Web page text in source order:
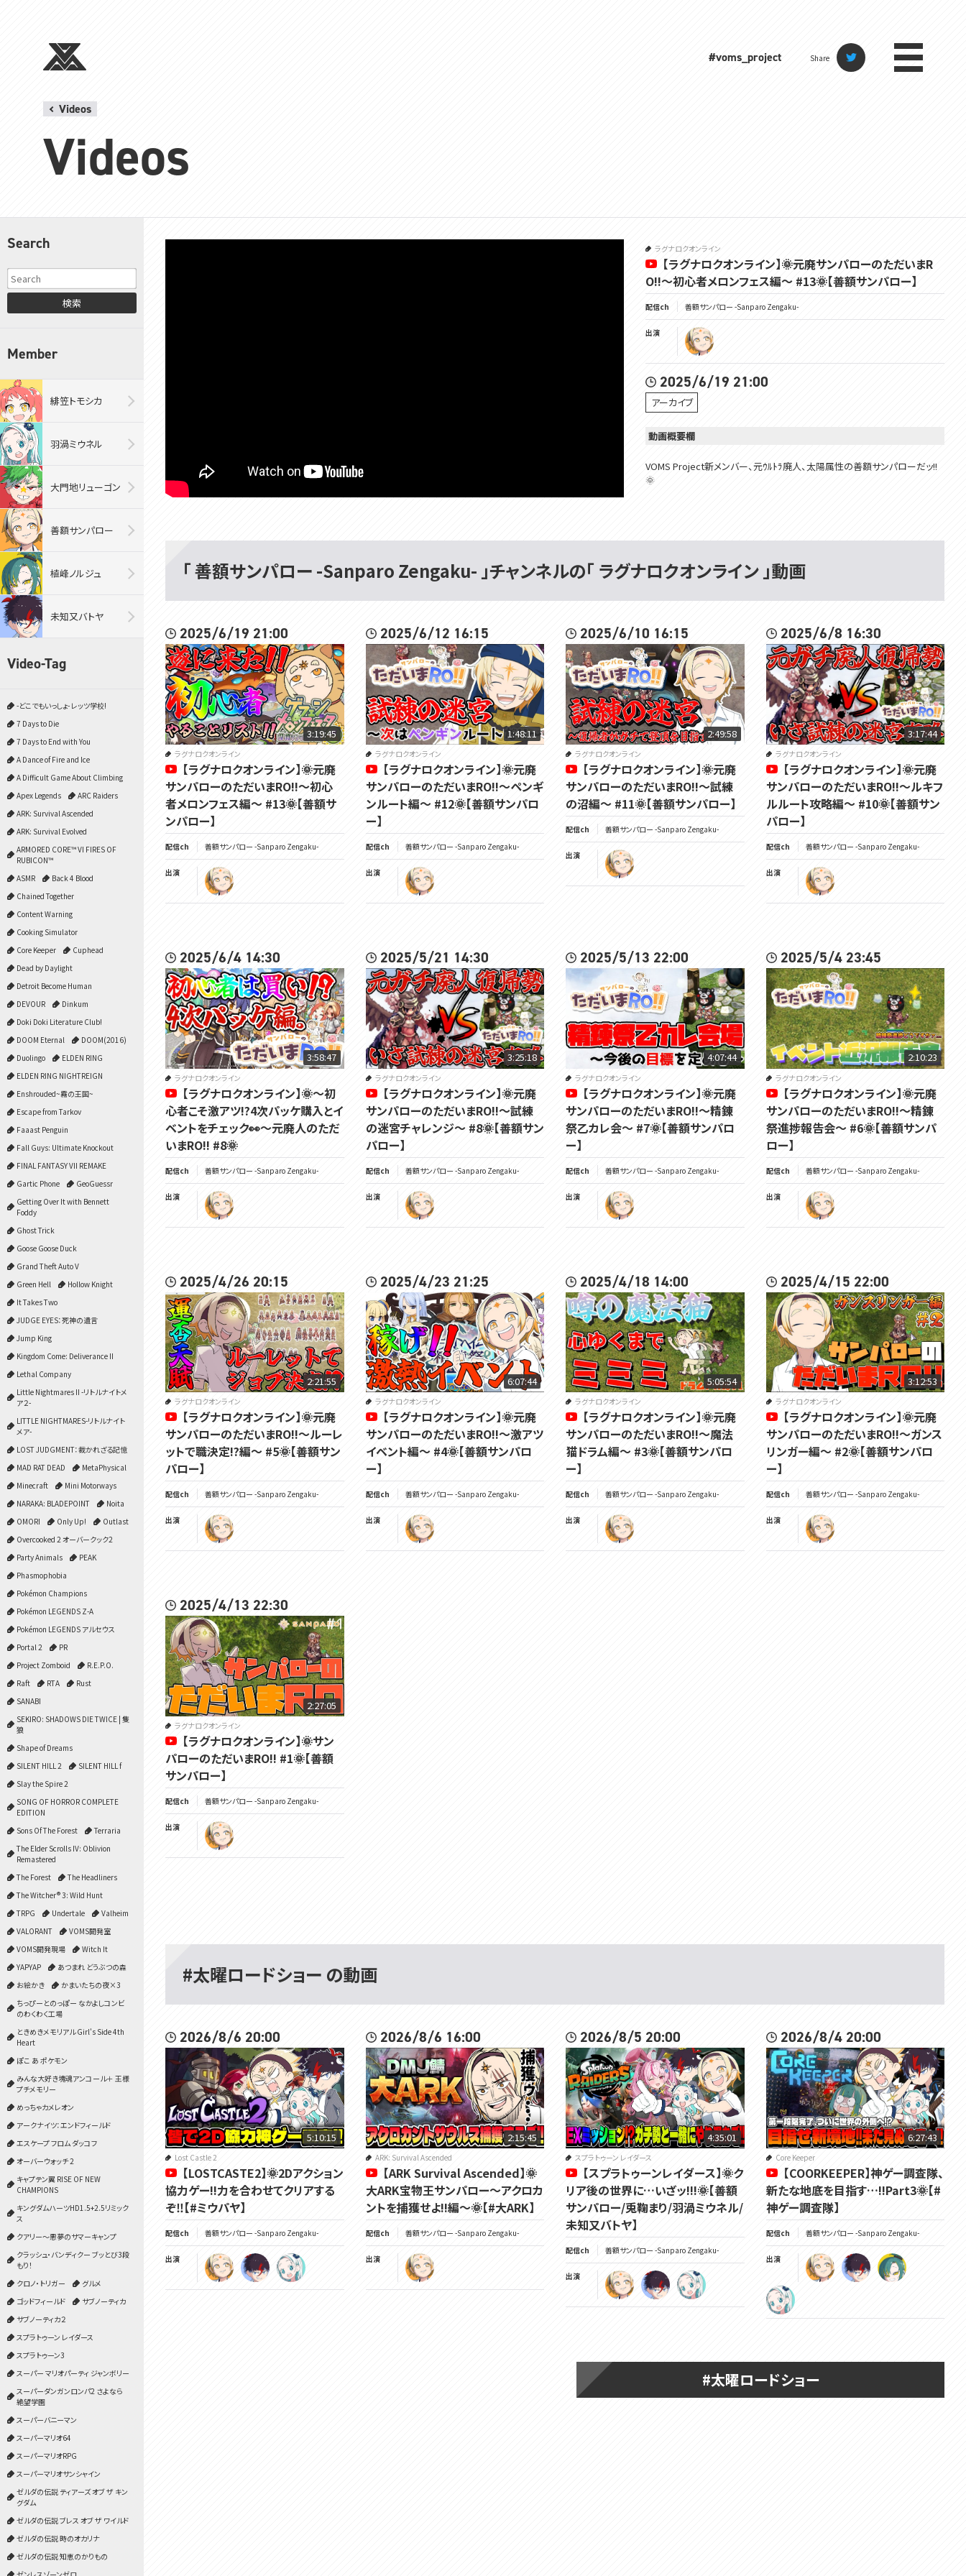
#voms_project Share
Videos
Videos
Search
検索
Member
緋笠トモシカ
羽渦ミウネル
大門地リューゴン
善額サンパロー
植峰ノルジュ
未知又バトヤ
Video-Tag
-どこでもいっしょ- レッツ学校!
7 Days to Die
7 Days to End with You
A Dance of Fire and Ice
A Difficult Game About Climbing
Apex Legends
ARC Raiders
ARK: Survival Ascended
ARK: Survival Evolved
ARMORED CORE™ VI FIRES OF
RUBICON™
ASMR
Back 4 Blood
Chained Together
Content Warning
Cooking Simulator
Core Keeper
Cuphead
Dead by Daylight
Detroit Become Human
DEVOUR
Dinkum
Doki Doki Literature Club!
DOOM Eternal
DOOM(2016)
Duolingo
ELDEN RING
ELDEN RING NIGHTREIGN
Enshrouded~霧の王国~
Escape from Tarkov
Faaast Penguin
Fall Guys: Ultimate Knockout
FINAL FANTASY VII REMAKE
Gartic Phone
GeoGuessr
Getting Over It with Bennett
Foddy
Ghost Trick
Goose Goose Duck
Grand Theft Auto V
Green Hell
Hollow Knight
It Takes Two
JUDGE EYES：死神の遺言
Jump King
Kingdom Come: Deliverance II
Lethal Company
Little Nightmares II -リトルナイトメ
ア２-
LITTLE NIGHTMARES-リトルナイト
メア-
LOST JUDGMENT：裁かれざる記憶
MAD RAT DEAD
MetaPhysical
Minecraft
Mini Motorways
NARAKA: BLADEPOINT
Noita
OMORI
Only Up!
Outlast
Overcooked 2 オーバークック2
Party Animals
PEAK
Phasmophobia
Pokémon Champions
Pokémon LEGENDS Z-A
Pokémon LEGENDS アルセウス
Portal 2
PR
Project Zomboid
R.E.P.O.
Raft
RTA
Rust
SANABI
SEKIRO: SHADOWS DIE TWICE | 隻
狼
Shape of Dreams
SILENT HILL 2
SILENT HILL f
Slay the Spire 2
SONG OF HORROR COMPLETE
EDITION
Sons Of The Forest
Terraria
The Elder Scrolls IV: Oblivion
Remastered
The Forest
The Headliners
The Witcher® 3: Wild Hunt
TRPG
Undertale
Valheim
VALORANT
VOMS開発室
VOMS開発現場
Witch It
YAPYAP
あつまれ どうぶつの森
お絵かき
かまいたちの夜×3
ちっぴーとのっぽー なかよしコンビ
のわくわく工場
ときめきメモリアル Girl's Side 4th
Heart
ぽこ あ ポケモン
みんな大好き塊魂アンコール＋ 王様
プチメモリー
めっちゃカメレオン
アークナイツ：エンドフィールド
エスケープ フロム ダッコフ
オーバーウォッチ 2
キャプテン翼 RISE OF NEW
CHAMPIONS
キングダムハーツHD1.5+2.5リミック
ス
クアリー～悪夢のサマーキャンプ
クラッシュ・バンディクー ブッとび3段
もり！
クロノ・トリガー
グルメ
ゴッドフィールド
サブノーティカ
サブノーティカ２
スプラトゥーン レイダース
スプラトゥーン3
スーパー マリオパーティ ジャンボリー
スーパーダンガンロンパ2 さよなら
絶望学園
スーパーバニーマン
スーパーマリオ64
スーパーマリオRPG
スーパーマリオサンシャイン
ゼルダの伝説 ティアーズ オブ ザ キン
グダム
ゼルダの伝説 ブレス オブ ザ ワイルド
ゼルダの伝説 時のオカリナ
ゼルダの伝説 知恵のかりもの
ラグナロクオンライン
【ラグナロクオンライン】🌞元廃サンパローのただいまR
O!!～初心者メロンフェス編～ #13🌞【善額サンパロー】
配信ch 善額サンパロー -Sanparo Zengaku-
出演
2025/6/19 21:00
アーカイブ
動画概要欄
VOMS Project新メンバー、元ｳﾙﾄﾗ廃人、太陽属性の善額サンパローだッ!!
🌞
面白いんだよ、本当に.....
ついに来たぞ!!!!!
ゲフェンメロンフェスタが!!
もう色んな人からヤバすぎる激うまイベントと聞いております。
初心者がやらなきゃいけない事リスト、作っちゃおうゼ～～～～🌞
━━━━━━━━━━━━━━━━━━━━━━━━━━━━━━━
━━━━
https://twitter.com/Sanparo_Z
🌞チャンネル登録と高評価を...押せェーーーｯ☟
https://www.youtube.com/@UCIEBSYfCdoSwkeWu9Odhkgg
🌞VOMS公式HP☟
https://youtube.com/@VOMS_Project
覚悟を決めろ🌞
#太曜ロードショー #ラグナロクオンライン
「 善額サンパロー -Sanparo Zengaku- 」チャンネルの「 ラグナロクオンライン 」動画
2025/6/19 21:00
3:19:45
ラグナロクオンライン
【ラグナロクオンライン】🌞元廃
サンパローのただいまRO!!～初心
者メロンフェス編～ #13🌞【善額サ
ンパロー】
配信ch 善額サンパロー -Sanparo Zengaku-
出演
2025/6/12 16:15
1:48:11
ラグナロクオンライン
【ラグナロクオンライン】🌞元廃
サンパローのただいまRO!!～ペンギ
ンルート編～ #12🌞【善額サンパロ
ー】
配信ch 善額サンパロー -Sanparo Zengaku-
出演
2025/6/10 16:15
2:49:58
ラグナロクオンライン
【ラグナロクオンライン】🌞元廃
サンパローのただいまRO!!～試練
の沼編～ #11🌞【善額サンパロー】
配信ch 善額サンパロー -Sanparo Zengaku-
出演
2025/6/8 16:30
3:17:44
ラグナロクオンライン
【ラグナロクオンライン】🌞元廃
サンパローのただいまRO!!～ルキフ
ルルート攻略編～ #10🌞【善額サン
パロー】
配信ch 善額サンパロー -Sanparo Zengaku-
出演
2025/6/4 14:30
3:58:47
ラグナロクオンライン
【ラグナロクオンライン】🌞～初
心者こそ激アツ!?4次パッケ購入とイ
ベントをチェック👀～元廃人のただ
いまRO!! #8🌞
配信ch 善額サンパロー -Sanparo Zengaku-
出演
2025/5/21 14:30
3:25:18
ラグナロクオンライン
【ラグナロクオンライン】🌞元廃
サンパローのただいまRO!!～試練
の迷宮チャレンジ～ #8🌞【善額サン
パロー】
配信ch 善額サンパロー -Sanparo Zengaku-
出演
2025/5/13 22:00
4:07:44
ラグナロクオンライン
【ラグナロクオンライン】🌞元廃
サンパローのただいまRO!!～精錬
祭乙カレ会～ #7🌞【善額サンパロ
ー】
配信ch 善額サンパロー -Sanparo Zengaku-
出演
2025/5/4 23:45
2:10:23
ラグナロクオンライン
【ラグナロクオンライン】🌞元廃
サンパローのただいまRO!!～精錬
祭進捗報告会～ #6🌞【善額サンパ
ロー】
配信ch 善額サンパロー -Sanparo Zengaku-
出演
2025/4/26 20:15
2:21:55
ラグナロクオンライン
【ラグナロクオンライン】🌞元廃
サンパローのただいまRO!!～ルーレ
ットで職決定!?編～ #5🌞【善額サン
パロー】
配信ch 善額サンパロー -Sanparo Zengaku-
出演
2025/4/23 21:25
6:07:44
ラグナロクオンライン
【ラグナロクオンライン】🌞元廃
サンパローのただいまRO!!～激アツ
イベント編～ #4🌞【善額サンパロ
ー】
配信ch 善額サンパロー -Sanparo Zengaku-
出演
2025/4/18 14:00
5:05:54
ラグナロクオンライン
【ラグナロクオンライン】🌞元廃
サンパローのただいまRO!!～魔法
猫ドラム編～ #3🌞【善額サンパロ
ー】
配信ch 善額サンパロー -Sanparo Zengaku-
出演
2025/4/15 22:00
3:12:53
ラグナロクオンライン
【ラグナロクオンライン】🌞元廃
サンパローのただいまRO!!～ガンス
リンガー編～ #2🌞【善額サンパロ
ー】
配信ch 善額サンパロー -Sanparo Zengaku-
出演
2025/4/13 22:30
2:27:05
ラグナロクオンライン
【ラグナロクオンライン】🌞サン
パローのただいまRO!! #1🌞【善額
サンパロー】
配信ch 善額サンパロー -Sanparo Zengaku-
出演
#太曜ロードショー の動画
2026/8/6 20:00
5:10:15
Lost Castle 2
【LOSTCASTE2】🌞2Dアクション
協力ゲー!!力を合わせてクリアする
ぞ‼【#ミウパヤ】
配信ch 善額サンパロー -Sanparo Zengaku-
出演
2026/8/6 16:00
2:15:45
ARK: Survival Ascended
【ARK Survival Ascended】🌞
大ARK宝物王サンパロー～アクロカ
ントを捕獲せよ!!編～🌞【#大ARK】
配信ch 善額サンパロー -Sanparo Zengaku-
出演
2026/8/5 20:00
4:35:01
スプラトゥーン レイダース
【スプラトゥーンレイダース】🌞ク
リア後の世界に…いざッ!!!🌞【善額
サンパロー/兎鞠まり/羽渦ミウネル/
未知又バトヤ】
配信ch 善額サンパロー -Sanparo Zengaku-
出演
2026/8/4 20:00
6:27:43
Core Keeper
【COORKEEPER】神ゲー調査隊、
新たな地底を目指す…!!Part3🌞【#
神ゲー調査隊】
配信ch 善額サンパロー -Sanparo Zengaku-
出演
#太曜ロードショー